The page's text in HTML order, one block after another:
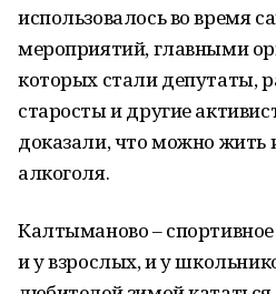
использовалось во время
мероприятий, главными
которых стали депутаты,
старосты и другие
доказали, что можно жить
алкоголя.
Калтыманово – спортивное
и у взрослых, и у